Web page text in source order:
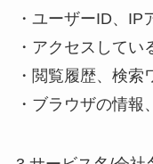
・ユーザーID、IP
・アクセスして
・閲覧履歴、検索
・ブラウザの情報